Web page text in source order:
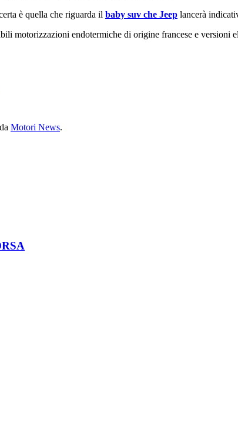
è quella che riguarda il baby suv che Jeep lancerà
motorizzazioni endotermiche di origine francese e versioni
Motori News.